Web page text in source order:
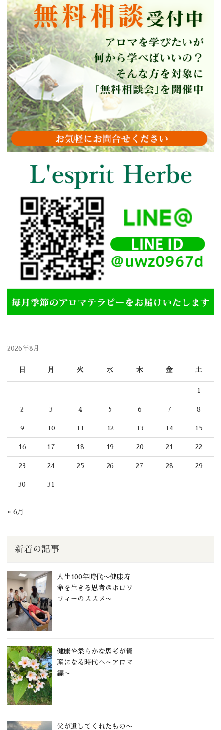
2026年8月
日 月 火 水 木 金 土
1
2 3 4 5 6 7 8
9 10 11 12 13 14 15
16 17 18 19 20 21 22
23 24 25 26 27 28 29
30 31
« 6月
新着の記事
人生100年時代〜健康寿
命を生きる思考＠ホロソ
フィーのススメ〜
健康や柔らかな思考が資
産になる時代へ～アロマ
編～
父が遺してくれたもの〜